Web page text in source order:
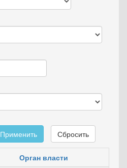
Применить
Сбросить
Орган власти